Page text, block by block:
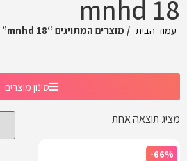
mnhd 18
עמוד הבית / מוצרים המתויגים “mnhd 18”
סינון מוצרים
מציג תוצאה אחת
-66%